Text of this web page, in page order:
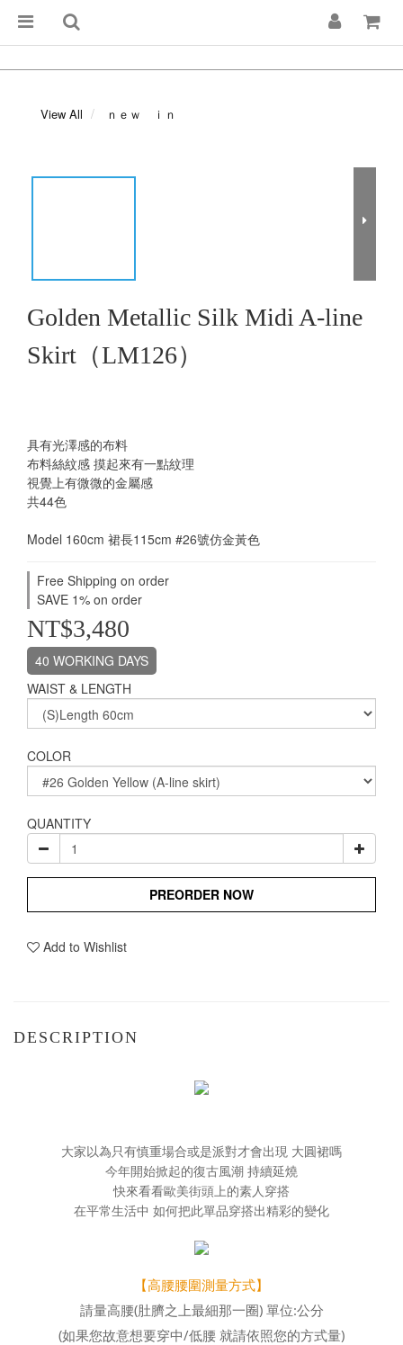
View All ｎｅｗ ｉｎ
Golden Metallic Silk Midi A-line
Skirt（LM126）
具有光澤感的布料
布料絲紋感 摸起來有一點紋理
視覺上有微微的金屬感
共44色
Model 160cm 裙長115cm #26號仿金黃色
Free Shipping on order
SAVE 1% on order
NT$3,480
40 WORKING DAYS
WAIST & LENGTH
COLOR
QUANTITY
PREORDER NOW
Add to Wishlist
DESCRIPTION
大家以為只有慎重場合或是派對才會出現 大圓裙嗎
今年開始掀起的復古風潮 持續延燒
快來看看歐美街頭上的素人穿搭
在平常生活中 如何把此單品穿搭出精彩的變化
【高腰腰圍測量方式】
請量高腰(肚臍之上最細那一圈) 單位:公分
(如果您故意想要穿中/低腰 就請依照您的方式量)